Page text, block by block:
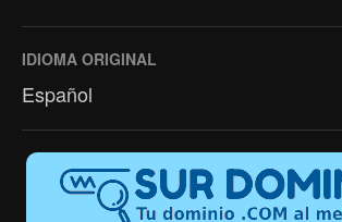
IDIOMA ORIGINAL
Español